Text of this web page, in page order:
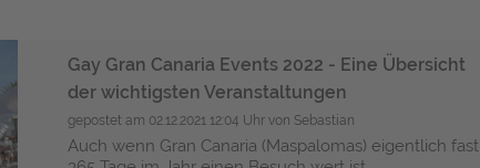
Gay Gran Canaria Events 2022 - Eine Übersicht
der wichtigsten Veranstaltungen
gepostet am 02.12.2021 12:04 Uhr von Sebastian
Auch wenn Gran Canaria (Maspalomas) eigentlich fast